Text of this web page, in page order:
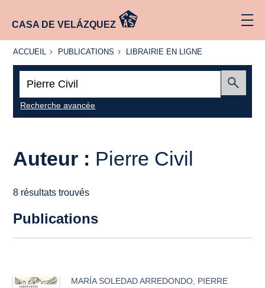
CASA DE VELÁZQUEZ
ACCUEIL
ACCUEIL PUBLICATIONS
PUBLICATIONS
LIBRAIRIE
LIBRAIRIE EN LIGNE
Recherche avancée
Auteur : Pierre Civil
8 résultats trouvés
Publications
MARÍA SOLEDAD ARREDONDO PIERRE